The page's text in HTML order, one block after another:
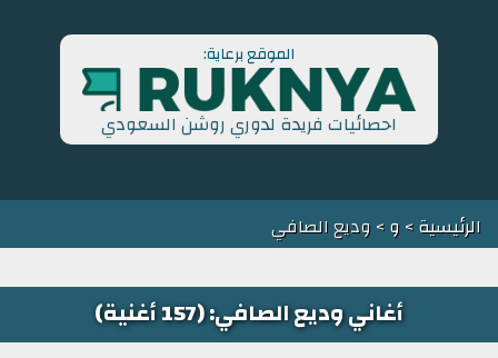
الموقع برعاية:
احصائيات فريدة لدوري روشن السعودي
الرئيسية> و> وديع الصافي
أغاني وديع الصافي: (157 أغنية)